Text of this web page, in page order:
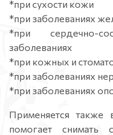
*при сухости кожи
*при заболеваниях
*при сердечно-
заболеваниях
*при кожных и
*при заболеваниях
*при заболеваниях
Применяется также
помогает снимать